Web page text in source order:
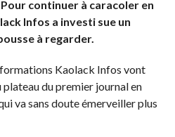
continuer à caracoler en
Infos a investi sue un
à regarder.
Kaolack Infos vont
du premier journal en
va sans doute émerveiller plus